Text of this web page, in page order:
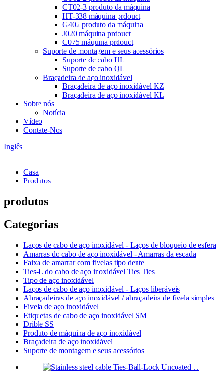
CT02-3 produto da máquina
HT-338 máquina prdouct
G402 produto da máquina
J020 máquina prdouct
C075 máquina prdouct
Suporte de montagem e seus acessórios
Suporte de cabo HL
Suporte de cabo QL
Braçadeira de aço inoxidável
Braçadeira de aço inoxidável KZ
Braçadeira de aço inoxidável KL
Sobre nós
Notícia
Vídeo
Contate-Nos
Inglês
Casa
Produtos
produtos
Categorias
Laços de cabo de aço inoxidável - Laços de bloqueio de esfera
Amarras do cabo de aço inoxidável - Amarras da escada
Faixa de amarrar com fivelas tipo dente
Ties-L do cabo de aço inoxidável Ties Ties
Tipo de aço inoxidável
Laços de cabo de aço inoxidável - Laços liberáveis
Abraçadeiras de aço inoxidável / abraçadeira de fivela simples
Fivela de aço inoxidável
Etiquetas de cabo de aço inoxidável SM
Drible SS
Produto de máquina de aço inoxidável
Braçadeira de aço inoxidável
Suporte de montagem e seus acessórios